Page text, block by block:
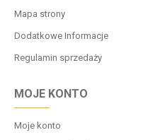
Mapa strony
Dodatkowe Informacje
Regulamin sprzedaży
MOJE KONTO
Moje konto